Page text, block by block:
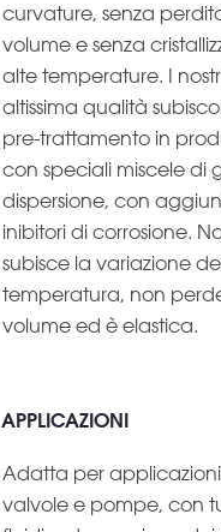
curvature, senza
volume e senza
alte temperature. I
altissima qualità
pre-trattamento in
con speciali miscele di
dispersione, con
inibitori di corrosione.
subisce la variazione
temperatura, non
volume ed è elastica.
APPLICAZIONI
Adatta per applicazioni
valvole e pompe, con